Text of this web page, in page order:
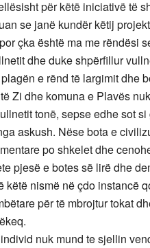
për këtë iniciativë të
se janë kundër këtij
çka është ma me rëndësi
dhe duke shpërfillur
e rënd të largimit dhe
Zi dhe komuna e Plavës
tonë, sepse edhe sot
askush. Nëse bota e
po shkelet dhe
pjesë e botes së lirë dhe
këtë nismë në çdo instancë
për të mbrojtur tokat
nuk mund te sjellin